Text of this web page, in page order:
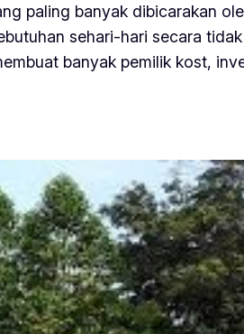
paling banyak dibicarakan
sehari-hari secara
banyak pemilik kost,